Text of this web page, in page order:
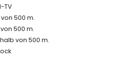
Blanca
des Hauses)
TV
500 m.
500 m.
von 500 m.